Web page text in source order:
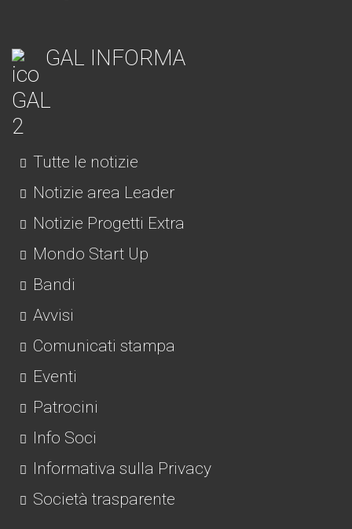
GAL INFORMA
Tutte le notizie
Notizie area Leader
Notizie Progetti Extra
Mondo Start Up
Bandi
Avvisi
Comunicati stampa
Eventi
Patrocini
Info Soci
Informativa sulla Privacy
Società trasparente